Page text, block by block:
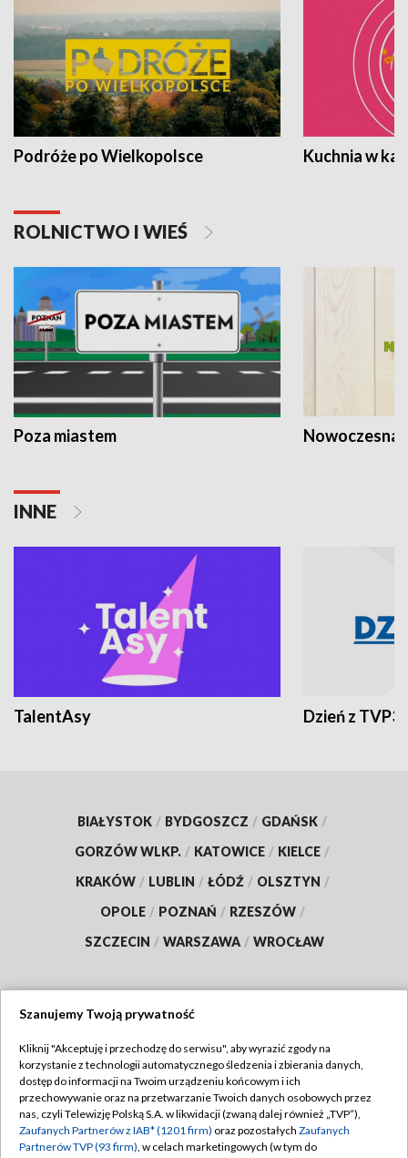
Podróże po Wielkopolsce Kuchnia w
ROLNICTWO I WIEŚ
Poza miastem Nowoczesna
INNE
TalentAsy Dzień z TVP3
BIAŁYSTOK / BYDGOSZCZ / GDAŃSK /
GORZÓW WLKP. / KATOWICE / KIELCE /
KRAKÓW / LUBLIN / ŁÓDŹ / OLSZTYN /
OPOLE / POZNAŃ / RZESZÓW /
SZCZECIN / WARSZAWA / WROCŁAW
TVP
Abonament TVP
Emisja w TVP
Regulamin TVP
Polityka prywatności
Szanujemy Twoją prywatność
Kliknij "Akceptuję i przechodzę do serwisu", aby wyrazić zgody na
korzystanie z technologii automatycznego śledzenia i zbierania danych,
dostęp do informacji na Twoim urządzeniu końcowym i ich
przechowywanie oraz na przetwarzanie Twoich danych osobowych przez
nas, czyli Telewizję Polską S.A. w likwidacji (zwaną dalej również „TVP”),
Zaufanych Partnerów z IAB* (1201 firm) oraz pozostałych Zaufanych
Partnerów TVP (93 firm), w celach marketingowych (w tym do